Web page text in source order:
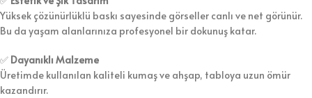
Yüksek çözünürlüklü baskı sayesinde görseller canlı ve net görünür.
Bu da yaşam alanlarınıza profesyonel bir dokunuş katar.
✅ Dayanıklı Malzeme
Üretimde kullanılan kaliteli kumaş ve ahşap, tabloya uzun ömür
kazandırır.